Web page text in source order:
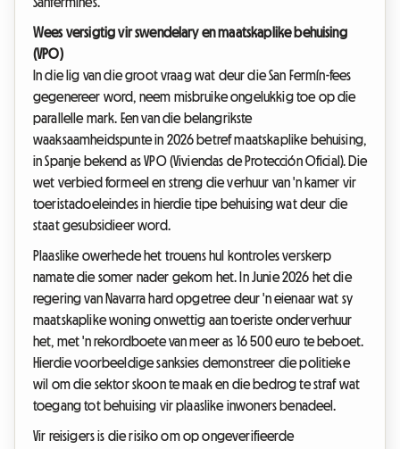
Wees versigtig vir swendelary en maatskaplike behuising
(VPO)
In die lig van die groot vraag wat deur die San Fermín-fees
gegenereer word, neem misbruike ongelukkig toe op die
parallelle mark. Een van die belangrikste
waaksaamheidspunte in 2026 betref maatskaplike behuising,
in Spanje bekend as VPO (Viviendas de Protección Oficial). Die
wet verbied formeel en streng die verhuur van 'n kamer vir
toeristadoeleindes in hierdie tipe behuising wat deur die
staat gesubsidieer word.
Plaaslike owerhede het trouens hul kontroles verskerp
namate die somer nader gekom het. In Junie 2026 het die
regering van Navarra hard opgetree deur 'n eienaar wat sy
maatskaplike woning onwettig aan toeriste onderverhuur
het, met 'n rekordboete van meer as 16 500 euro te beboet.
Hierdie voorbeeldige sanksies demonstreer die politieke
wil om die sektor skoon te maak en die bedrog te straf wat
toegang tot behuising vir plaaslike inwoners benadeel.
Vir reisigers is die risiko om op ongeverifieerde